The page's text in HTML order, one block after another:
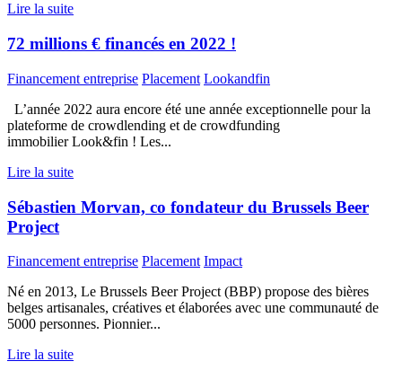
Lire la suite
72 millions € financés en 2022 !
Financement entreprise Placement Lookandfin
L’année 2022 aura encore été une année exceptionnelle pour la
plateforme de crowdlending et de crowdfunding
immobilier Look&fin ! Les...
Lire la suite
Sébastien Morvan, co fondateur du Brussels Beer
Project
Financement entreprise Placement Impact
Né en 2013, Le Brussels Beer Project (BBP) propose des bières
belges artisanales, créatives et élaborées avec une communauté de
5000 personnes. Pionnier...
Lire la suite